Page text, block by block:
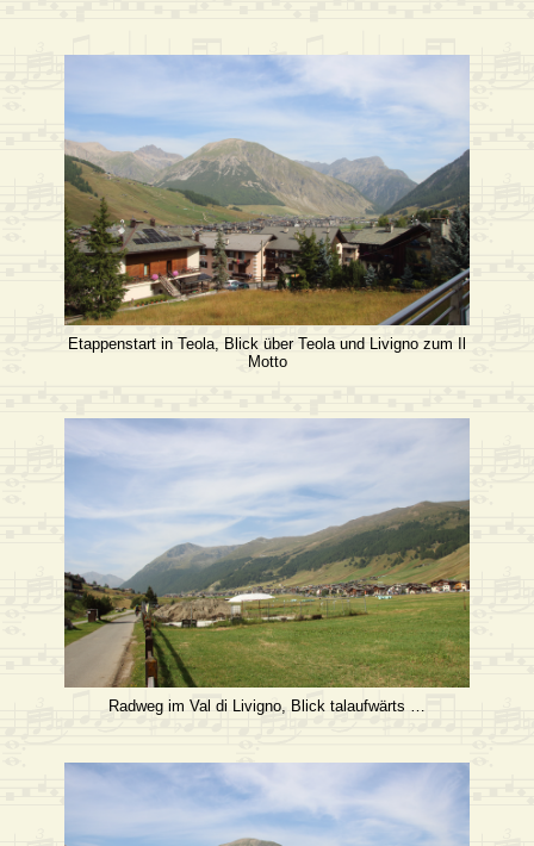
Etappenstart in Teola, Blick über Teola und Livigno zum Il
Motto
Radweg im Val di Livigno, Blick talaufwärts …